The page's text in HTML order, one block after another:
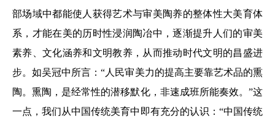
部场域中都能使人获得艺术与审美陶养的整体性大美育体
系，才能在美的历时性浸润陶冶中，逐渐提升人们的审美
素养、文化涵养和文明教养，从而推动时代文明的昌盛进
步。如吴冠中所言：“人民审美力的提高主要靠艺术品的熏
陶。熏陶，是经常性的潜移默化，非速成班所能奏效。”这
一点，我们从中国传统美育中即有充分的认识：“中国传统